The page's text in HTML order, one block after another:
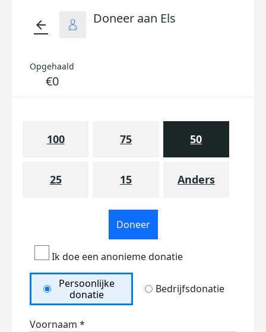
arrow_back Doneer aan Els
Opgehaald
€0
100 75 50
25 15 Anders
Doneer
Ik doe een anonieme donatie
Persoonlijke
donatie
Bedrijfsdonatie
Voornaam *